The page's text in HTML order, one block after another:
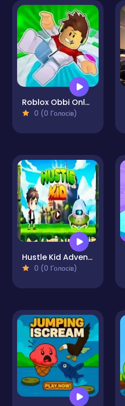
Roblox Obbi Only Up
0 (0 Голосів)
Hustle Kid Adventures
0 (0 Голосів)